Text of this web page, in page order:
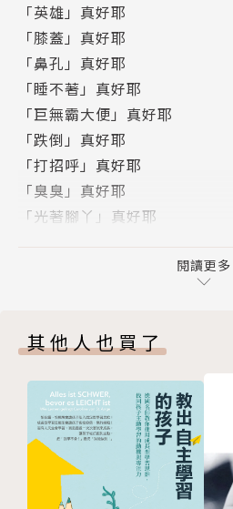
關於跌倒、剪壞頭髮、難相處
的看法！
小學生的換位思考，也是創意養
有爆笑、有療癒，還是能翻轉
關於跌倒、挖鼻孔、睡不著、
樣的看法！20則小學生視角的
療癒，有能翻轉宇宙的超級能
楣、感到孤單，或是阿雜到不
下雨天，雖然不能出去玩，但
好吃的甜甜圈！雖然聽不懂貓
一起編寫〈貓咪新聞〉！？還
雞這些有點不好意思的話題，
唷……小學生活雖然也有很多
耶」，沒有不能解決的事情！
「英雄」真好耶
「膝蓋」真好耶
「鼻孔」真好耶
「睡不著」真好耶
「巨無霸大便」真好耶
「跌倒」真好耶
「打招呼」真好耶
「臭臭」真好耶
「光著腳丫」真好耶
「酒窩」真好耶
「甜甜圈」真好耶
「兄弟幫」真好耶
「寂寞」真好耶
「貓咪新聞」真好耶
「見不著」真好耶
閱讀更多
其他人也買了